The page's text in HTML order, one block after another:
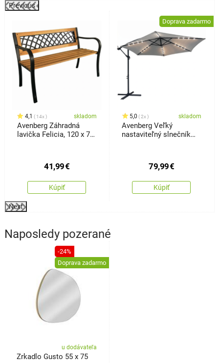
Previous
4,1 14x skladom
Avenberg Záhradná
lavička Felicia, 120 x 74
41,99€
Kúpiť
Doprava zadarmo
5,0 2x skladom
Avenberg Veľký
nastaviteľný slnečník
79,99€
Kúpiť
Next
Naposledy pozerané
-24%
Doprava zadarmo
u dodávateľa
Zrkadlo Gusto 55 x 75